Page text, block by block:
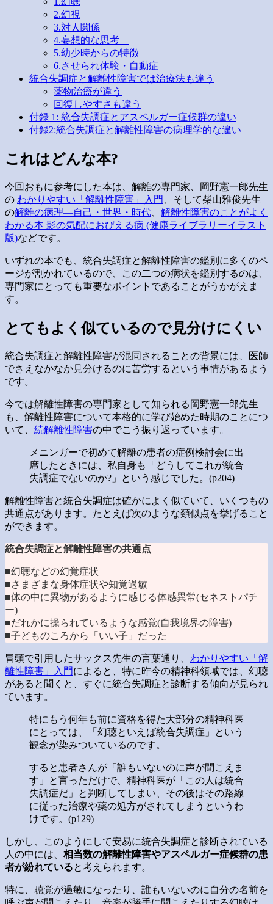
2.幻視
3.対人関係
4.妄想的な思考
5.幼少時からの特徴
6.させられ体験・自動症
統合失調症と解離性障害では治療法も違う
薬物治療が違う
回復しやすさも違う
付録 1: 統合失調症とアスペルガー症候群の違い
付録2:統合失調症と解離性障害の病理学的な違い
これはどんな本?
今回おもに参考にした本は、解離の専門家、岡野憲一郎先生
の わかりやすい「解離性障害」入門
、そして柴山雅俊先生
の解離の病理―自己・世界・時代
解離性障害のことがよく
わかる本 影の気配におびえる病 (健康ライブラリーイラスト
版)などです。
いずれの本でも、統合失調症と解離性障害の鑑別に多くのペ
ージが割かれているので、この二つの病状を鑑別するのは、
専門家にとっても重要なポイントであることがうかがえま
す。
とてもよく似ているので見分けにくい
統合失調症と解離性障害が混同されることの背景には、医師
でさえなかなか見分けるのに苦労するという事情があるよう
です。
今では解離性障害の専門家として知られる岡野憲一郎先生
も、解離性障害について本格的に学び始めた時期のことにつ
いて、 続解離性障害の中でこう振り返っています。
メニンガーで初めて解離の患者の症例検討会に出
席したときには、私自身も「どうしてこれが統合
失調症でないのか?」という感じでした。(p204)
解離性障害と統合失調症は確かによく似ていて、いくつもの
共通点があります。たとえば次のような類似点を挙げること
ができます。
統合失調症と解離性障害の共通点
■幻聴などの幻覚症状
■さまざまな身体症状や知覚過敏
■体の中に異物があるように感じる体感異常(セネストパチ
ー)
■だれかに操られているような感覚(自我境界の障害)
■子どものころから「いい子」だった
冒頭で引用したサックス先生の言葉通り、 わかりやすい「解
離性障害」入門によると、特に昨今の精神科領域では、幻聴
があると聞くと、すぐに統合失調症と診断する傾向が見られ
ています。
特にもう何年も前に資格を得た大部分の精神科医
にとっては、「幻聴といえば統合失調症」という
観念が染みついているのです。
すると患者さんが「誰もいないのに声が聞こえま
す」と言っただけで、精神科医が「この人は統合
失調症だ」と判断してしまい、その後はその路線
に従った治療や薬の処方がされてしまうというわ
けです。(p129)
しかし、このようにして安易に統合失調症と診断されている
人の中には、 相当数の解離性障害やアスペルガー症候群の患
者が紛れていると考えられます。
特に、聴覚が過敏になったり、誰もいないのに自分の名前を